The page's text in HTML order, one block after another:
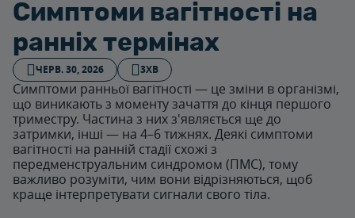
Симптоми вагітності на
ранніх термінах
ЧЕРВ. 30, 2026 3ХВ
Симптоми ранньої вагітності — це зміни в організмі,
що виникають з моменту зачаття до кінця першого
триместру. Частина з них з'являється ще до
затримки, інші — на 4–6 тижнях. Деякі симптоми
вагітності на ранній стадії схожі з
передменструальним синдромом (ПМС), тому
важливо розуміти, чим вони відрізняються, щоб
краще інтерпретувати сигнали свого тіла.